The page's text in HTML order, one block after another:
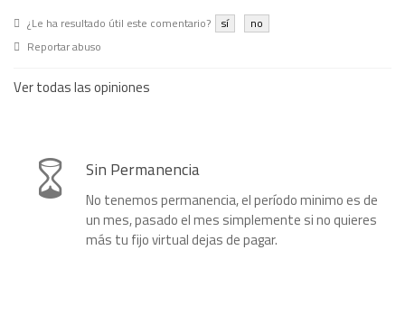
¿Le ha resultado útil este comentario? sí
no
Reportar abuso
Ver todas las opiniones
Sin Permanencia
No tenemos permanencia, el período minimo es de
un mes, pasado el mes simplemente si no quieres
más tu fijo virtual dejas de pagar.